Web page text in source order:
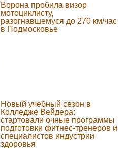
Ворона пробила визор
мотоциклисту,
разогнавшемуся до 270 км/час
в Подмосковье
Новый учебный сезон в
Колледже Вейдера:
стартовали очные программы
подготовки фитнес-тренеров и
специалистов индустрии
здоровья